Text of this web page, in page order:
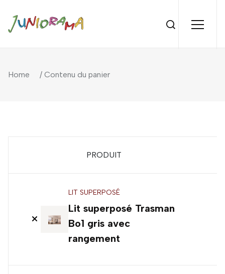
Home / Contenu du panier
PRODUIT
LIT SUPERPOSÉ
Lit superposé Trasman
Bo1 gris avec
rangement